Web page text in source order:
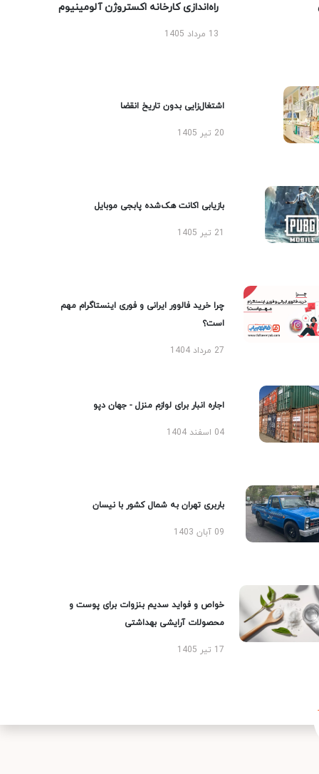
راه‌اندازی کارخانه اکستروژن آلومینیوم
13 مرداد 1405
اشتغال‌زایی بدون تاریخ انقضا
20 تیر 1405
بازیابی اکانت هک‌شده پابجی موبایل
چرا خرید فالوور ایرانی و فوری اینستاگرام مهم
است؟
27 مرداد 1404
اجاره انبار برای لوازم منزل - جهان دپو
04 اسفند 1404
باربری تهران به شمال کشور با نیسان
09 آبان 1403
خواص و فواید سدیم بنزوات برای پوست و
محصولات آرایشی بهداشتی
17 تیر 1405